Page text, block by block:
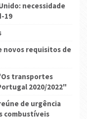
necessidade
19
novos requisitos de
transportes
2020/2022"
de urgência
combustíveis